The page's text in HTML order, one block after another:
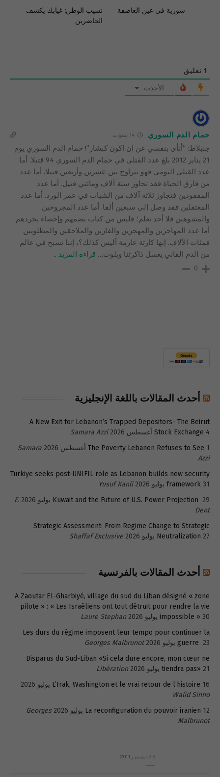
نسيب الوطن: غيابك يكشف
الحاضرين
1 تعليق
الأحدث
حمام الدم السوري 14 سنوات
جنبلاط: “أنأى بنفسي عن ان اكون كبشار”! حمام الدم السوري يوم
21 يناير 2012 بلغ عدد القتلى في حمام الدم السوري 94 قتيلا. أما
عدد القتلى اليومي فهو يتراوح بين عشرين وأربعين قتيلا. أما عدد
من فارق الحياة فقد تجاوز ستة آلاف ومائتي قتيل. أما عدد
المفقودين فتجاوز ثلاثة آلاف من الشباب في عمر الورد. أما عدد
المعتقلين فقد وصل إلى سبعين ألفا. أما عدد المجروحين
والمشوهين فلا أحد يعلم؛ فليس من كتاب يضمهم وإحصاء يجردهم.
أما عدد المهاجرين والمهجرين والفارين والملاحقين والمطلوبين
فمئات الآلاف. إنها كارثة عارمة أليس كذلك؟، إننا نسبح في عالم
من الدم القاني يغسل ذاكرتنا ويلوث… قراءة المزيد ..
0
أحدث المقالات باللغة الإنجليزية
A New Exit for Lebanon’s Trapped Depositors- The Beirut
Stock Exchange 4 أغسطس 2026
Samara Azzi
The Poverty Lebanon Refuses to See 1 أغسطس 2026
Samara
Azzi
Türkiye seeks post-UNIFIL role as Lebanon builds new security
framework 31 يوليو 2026
Yusuf Kanli
Kuwait and the Future of U.S. Power Projection 29 يوليو 2026
E.
Dent
Strategic Assessment: From Regime Change to Strategic
Neutralization 27 يوليو 2026 Shaffaf Exclusive
أحدث المقالات بالفرنسية
A Zaoutar El-Gharbiyé, village du sud du Liban désigné « zone
pilote » : « Les Israéliens ont tout détruit pour rendre la vie
impossible » 30 يوليو 2026
Laure Stephan
Les durs du régime imposent leur tempo pour continuer la
guerre 23 يوليو 2026
Georges Malbrunot
Disparus du Sud-Liban «Si cela dure encore, mon cœur ne
tiendra pas» 21 يوليو 2026
Libération
L’Irak, Washington et le vrai retour de l’histoire 16 يوليو 2026
Walid Sinno
La reconfiguration du pouvoir iranien 12 يوليو 2026
Georges
Malbrunot
23 ديسمبر 2011